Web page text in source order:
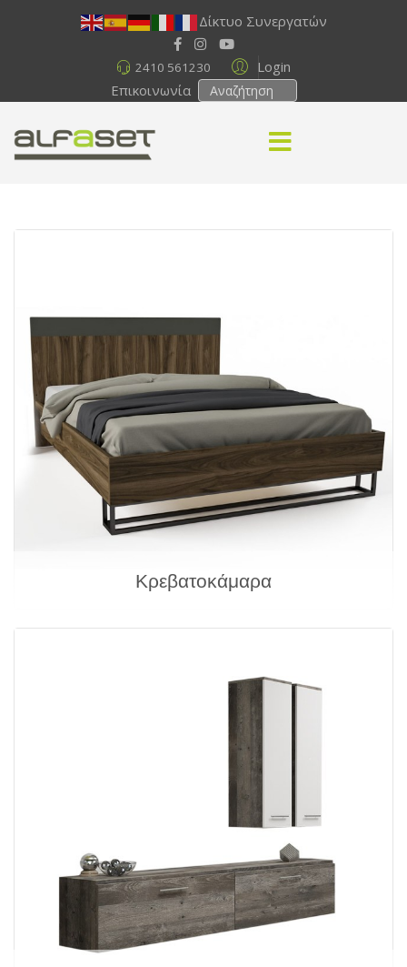
Δίκτυο Συνεργατών
Login
2410 561230
Επικοινωνία
Κρεβατοκάμαρα